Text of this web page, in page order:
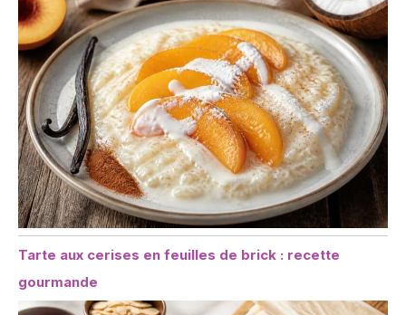
Tarte aux cerises en feuilles de brick : recette
gourmande